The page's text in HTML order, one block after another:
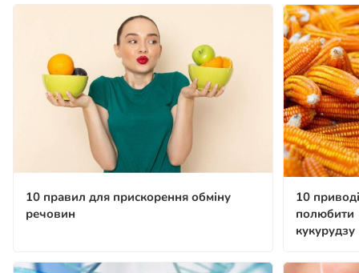
10 правил для прискорення обміну
речовин
10
полюбити
кукурудзу